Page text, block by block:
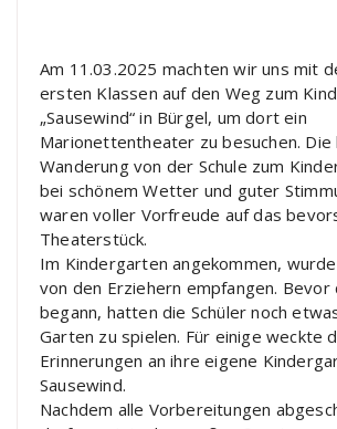
Am 11.03.2025 machten wir uns mit
ersten Klassen auf den Weg zum
„Sausewind“ in Bürgel, um dort ein
Marionettentheater zu besuchen. Die
Wanderung von der Schule zum
bei schönem Wetter und guter
waren voller Vorfreude auf das
Theaterstück.
Im Kindergarten angekommen,
von den Erziehern empfangen.
begann, hatten die Schüler noch
Garten zu spielen. Für einige weckte
Erinnerungen an ihre eigene
Sausewind.
Nachdem alle Vorbereitungen